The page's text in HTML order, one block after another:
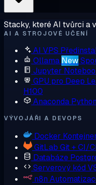
Stacky, které AI tvůrci a
AI A STROJOVÉ UČENÍ
AI VPS
Ollama New
Jupyter
GPU pro Deep
H100
Anaconda
VÝVOJÁŘI A DEVOPS
Docker
GitLab Git + CI/
Databáze
Serverový kód
n8n